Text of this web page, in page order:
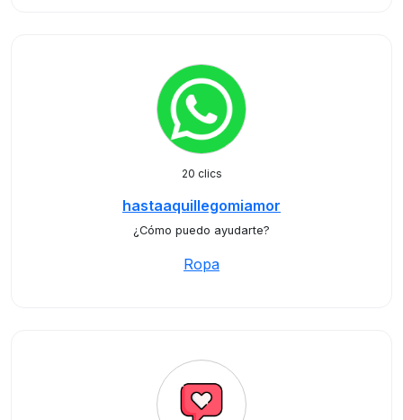
20 clics
hastaaquillegomiamor
¿Cómo puedo ayudarte?
Ropa